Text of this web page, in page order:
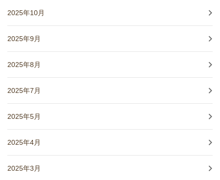
2025年10月
2025年9月
2025年8月
2025年7月
2025年5月
2025年4月
2025年3月